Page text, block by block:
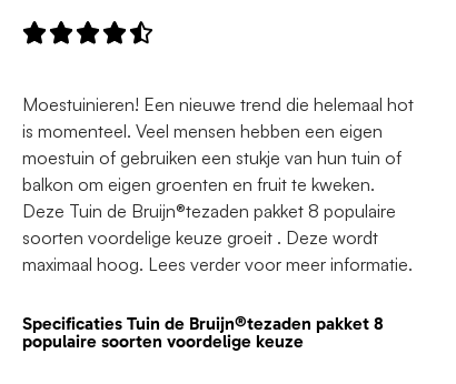

Moestuinieren! Een nieuwe trend die helemaal hot
is momenteel. Veel mensen hebben een eigen
moestuin of gebruiken een stukje van hun tuin of
balkon om eigen groenten en fruit te kweken.
Deze Tuin de Bruijn®tezaden pakket 8 populaire
soorten voordelige keuze groeit . Deze wordt
maximaal hoog. Lees verder voor meer informatie.
Specificaties Tuin de Bruijn®tezaden pakket 8
populaire soorten voordelige keuze